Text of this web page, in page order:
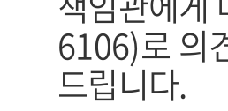
6106)로 의
드립니다.